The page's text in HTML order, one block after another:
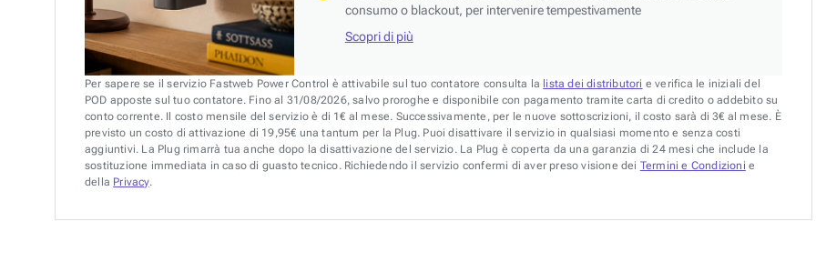
consumo o blackout, per intervenire tempestivamente
Scopri di più
Per sapere se il servizio Fastweb Power Control è attivabile sul tuo contatore consulta la lista dei distributori e verifica le iniziali del
POD apposte sul tuo contatore. Fino al 31/08/2026, salvo proroghe e disponibile con pagamento tramite carta di credito o addebito su
conto corrente. Il costo mensile del servizio è di 1€ al mese. Successivamente, per le nuove sottoscrizioni, il costo sarà di 3€ al mese. È
previsto un costo di attivazione di 19,95€ una tantum per la Plug. Puoi disattivare il servizio in qualsiasi momento e senza costi
aggiuntivi. La Plug rimarrà tua anche dopo la disattivazione del servizio. La Plug è coperta da una garanzia di 24 mesi che include la
sostituzione immediata in caso di guasto tecnico. Richiedendo il servizio confermi di aver preso visione dei Termini e Condizioni e
della Privacy.